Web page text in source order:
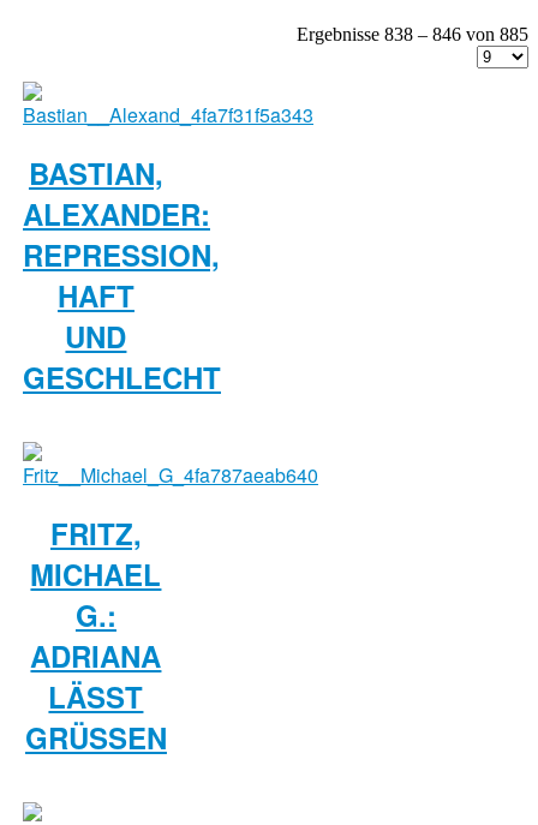
Ergebnisse 838 – 846 von 885
BASTIAN,
ALEXANDER:
REPRESSION,
HAFT
UND
GESCHLECHT
FRITZ,
MICHAEL
G.:
ADRIANA
LÄSST G
RÜSSEN